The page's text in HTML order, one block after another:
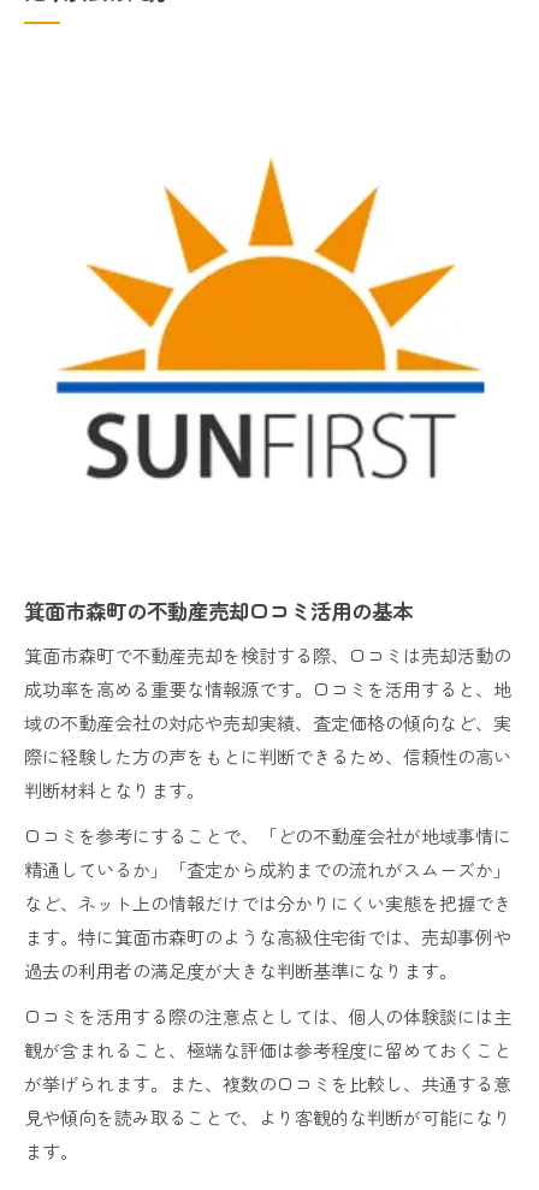
スーモ森町の口コミ評価と利用者の声まとめ
スーモ森町情報と口コミ比較で見極める売却術
箕面市森町の不動産売却でスーモ口コミを活用
森町物件売却に口コミ比較が大切な理由
森町中中古物件情報と口コミの違いを知る
スーモ森町情報と口コミから学ぶ売却の極意
箕面新町戸建て売却時の口コミ比較のポイント
口コミに学ぶ箕面市森町の不動産相場の理解法
口コミから読み解く箕面市森町の不動産相場
スーモ森町口コミと実際の相場の違いとは
森町物件の売却相場を口コミで比較検討する
森町の中古戸建売却で注目すべき口コミポイント
森町中中古戸建売却の口コミで重要な視点
箕面市森町で売却成功者の口コミ活用法
スーモ森町の口コミから学ぶ売却事例
森町物件口コミで注意すべき落とし穴とは
口コミに見る箕面市森町不動産会社の信頼性
箕面市森町で安心できる不動産売却の進め方
口コミを活用した箕面市森町不動産売却の進行
法
森町中中古戸建売却で安心を得るポイント
箕面市森町の売却時に選ぶべき会社の口コミ活
用
口コミ情報でトラブル回避する不動産売却術
箕面市森町の不動産売却口コミ活用の基本
箕面市森町で不動産売却を検討する際、口コミは売却活動の
成功率を高める重要な情報源です。口コミを活用すると、地
域の不動産会社の対応や売却実績、査定価格の傾向など、実
際に経験した方の声をもとに判断できるため、信頼性の高い
判断材料となります。
口コミを参考にすることで、「どの不動産会社が地域事情に
精通しているか」「査定から成約までの流れがスムーズか」
など、ネット上の情報だけでは分かりにくい実態を把握でき
ます。特に箕面市森町のような高級住宅街では、売却事例や
過去の利用者の満足度が大きな判断基準になります。
口コミを活用する際の注意点としては、個人の体験談には主
観が含まれること、極端な評価は参考程度に留めておくこと
が挙げられます。また、複数の口コミを比較し、共通する意
見や傾向を読み取ることで、より客観的な判断が可能になり
ます。